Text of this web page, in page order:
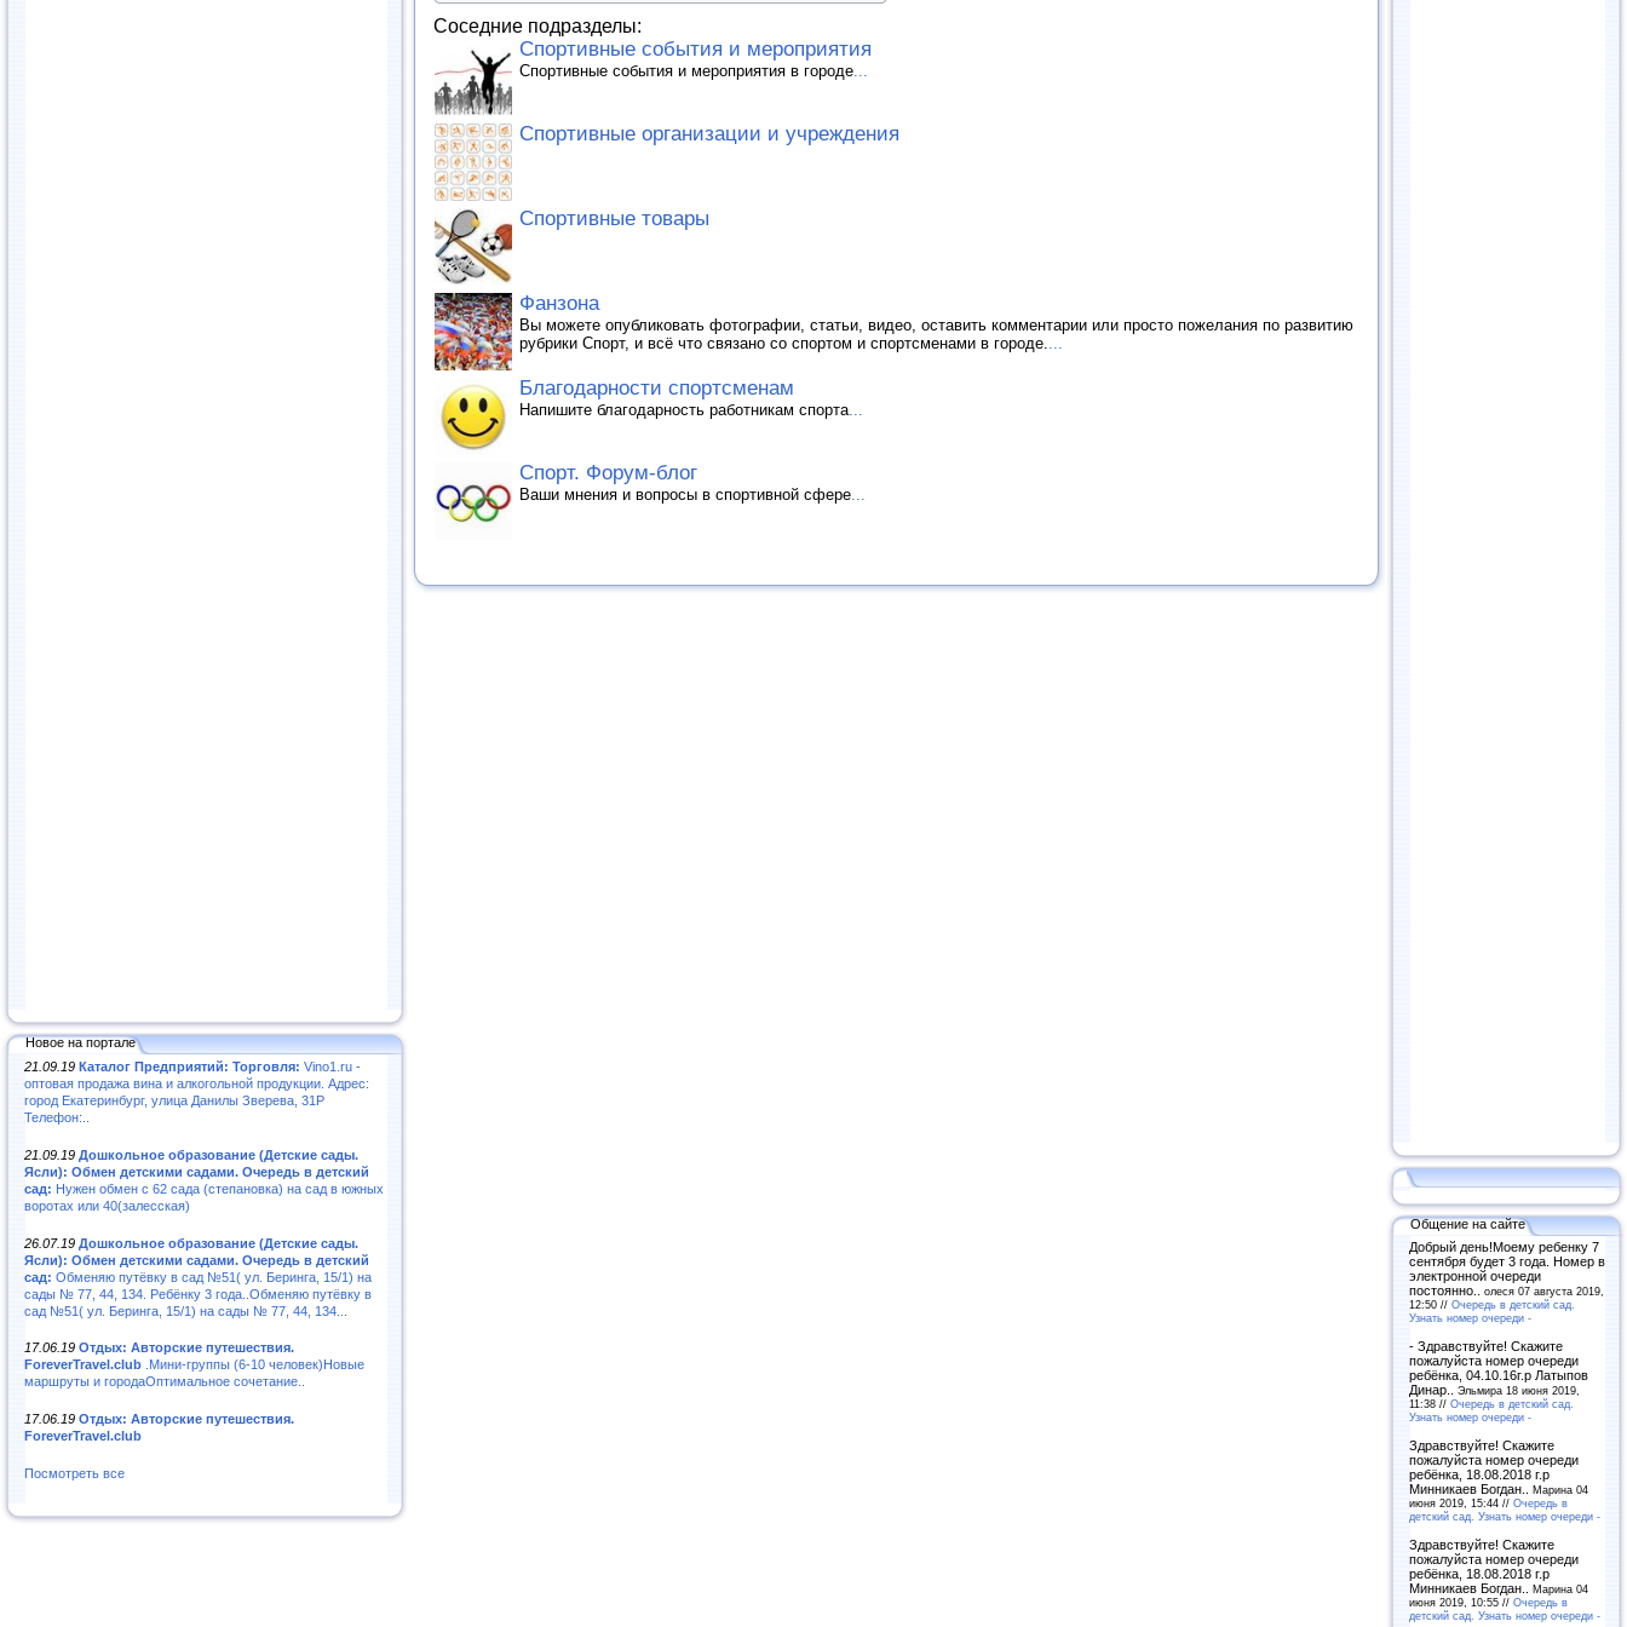
Новое на портале
21.09.19 Каталог Предприятий: Торговля: Vino1.ru -
оптовая продажа вина и алкогольной продукции. Адрес:
город Екатеринбург, улица Данилы Зверева, 31Р
Телефон:..
21.09.19 Дошкольное образование (Детские сады.
Ясли): Обмен детскими садами. Очередь в детский
сад: Нужен обмен с 62 сада (степановка) на сад в южных
воротах или 40(залесская)
26.07.19 Дошкольное образование (Детские сады.
Ясли): Обмен детскими садами. Очередь в детский
сад: Обменяю путёвку в сад №51( ул. Беринга, 15/1) на
сады № 77, 44, 134. Ребёнку 3 года..Обменяю путёвку в
сад №51( ул. Беринга, 15/1) на сады № 77, 44, 134...
17.06.19 Отдых: Авторские путешествия.
ForeverTravel.club .Мини-группы (6-10 человек)Новые
маршруты и городаОптимальное сочетание..
17.06.19 Отдых: Авторские путешествия.
ForeverTravel.club
Посмотреть все
Соседние подразделы:
Спортивные события и мероприятия
Спортивные события и мероприятия в городе
Спортивные организации и учреждения
Спортивные товары
Фанзона
Вы можете опубликовать фотографии, статьи, видео, оставить комментарии или просто пожелания по развитию
рубрики Спорт, и всё что связано со спортом и спортсменами в городе.
Благодарности спортсменам
Напишите благодарность работникам спорта
Спорт. Форум-блог
Ваши мнения и вопросы в спортивной сфере
Общение на сайте
Добрый день!Моему ребенку 7
сентября будет 3 года. Номер в
электронной очереди
постоянно.. олеся 07 августа 2019,
12:50 // Очередь в детский сад.
Узнать номер очереди -
- Здравствуйте! Скажите
пожалуйста номер очереди
ребёнка, 04.10.16г.р Латыпов
Динар.. Эльмира 18 июня 2019,
11:38 // Очередь в детский сад.
Узнать номер очереди -
Здравствуйте! Скажите
пожалуйста номер очереди
ребёнка, 18.08.2018 г.р
Минникаев Богдан.. Марина 04
июня 2019, 15:44 // Очередь в
детский сад. Узнать номер очереди -
Здравствуйте! Скажите
пожалуйста номер очереди
ребёнка, 18.08.2018 г.р
Минникаев Богдан.. Марина 04
июня 2019, 10:55 // Очередь в
детский сад. Узнать номер очереди -